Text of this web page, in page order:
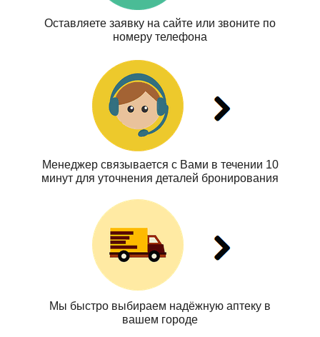
Оставляете заявку на сайте или звоните по
номеру телефона
Менеджер связывается с Вами в течении 10
минут для уточнения деталей бронирования
Мы быстро выбираем надёжную аптеку в
вашем городе